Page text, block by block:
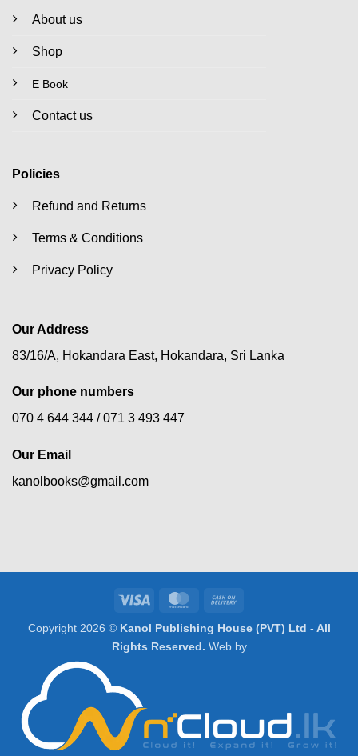
About us
Shop
E Book
Contact us
Policies
Refund and Returns
Terms & Conditions
Privacy Policy
Our Address
83/16/A, Hokandara East, Hokandara, Sri Lanka
Our phone numbers
070 4 644 344 /071 3 493 447
Our Email
kanolbooks@gmail.com
Visa MasterCard
Delivery
Copyright 2026 © Kanol Publishing House (PVT) Ltd - All
Rights Reserved. Web by